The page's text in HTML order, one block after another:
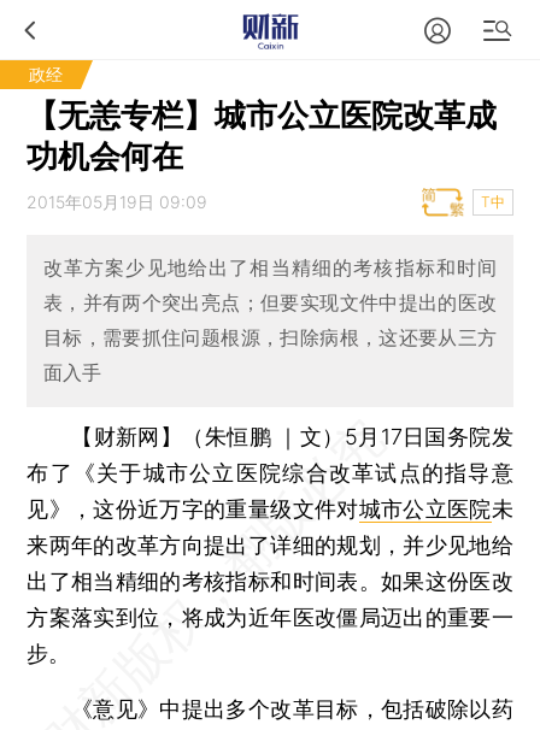
政经
【无恙专栏】城市公立医院改革成
功机会何在
2015年05月19日 09:09 T中
改革方案少见地给出了相当精细的考核指标和时间
表，并有两个突出亮点；但要实现文件中提出的医改
目标，需要抓住问题根源，扫除病根，这还要从三方
面入手
【财新网】（朱恒鹏 ｜文） 5月17日国务院发
布了《关于城市公立医院综合改革试点的指导意
见》，这份近万字的重量级文件对城市公立医院未
来两年的改革方向提出了详细的规划，并少见地给
出了相当精细的考核指标和时间表。如果这份医改
方案落实到位，将成为近年医改僵局迈出的重要一
步。
《意见》中提出多个改革目标，包括破除以药